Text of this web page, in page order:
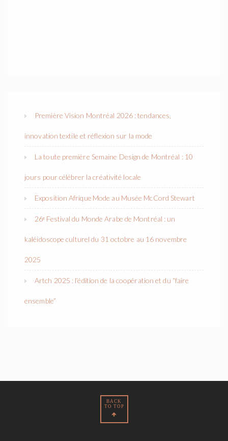
Première Vision Montréal 2026 : tendances,
innovation textile et réflexion sur la mode
La toute première Semaine Design de Montréal : 10
jours pour célébrer la créativité locale
Exposition Afrique Mode au Musée McCord Stewart
26ᵉ Festival du Monde Arabe de Montréal : un
kaléidoscope culturel du 31 octobre au 16 novembre
2025
Artch 2025 : l’édition de la coopération et du “faire
ensemble”
BACK
TO TOP